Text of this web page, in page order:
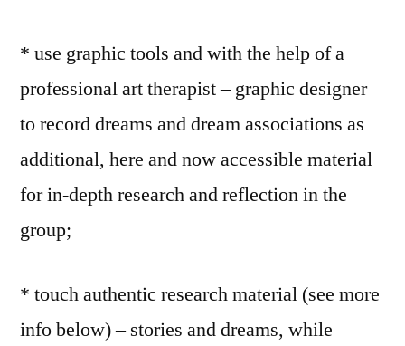
* use graphic tools and with the help of a
professional art therapist – graphic designer
to record dreams and dream associations as
additional, here and now accessible material
for in-depth research and reflection in the
group;
* touch authentic research material (see more
info below) – stories and dreams, while